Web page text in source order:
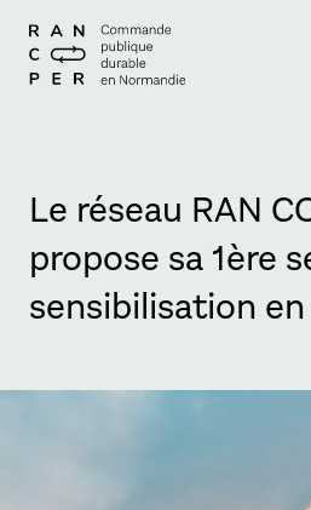
Le réseau RAN
propose sa 1ère
sensibilisation